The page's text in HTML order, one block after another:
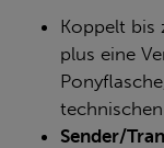
Koppelt bis
plus eine
Sender/